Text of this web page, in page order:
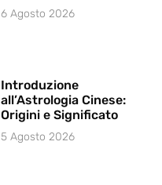
6 Agosto 2026
Introduzione
all’Astrologia Cinese:
Origini e Significato
5 Agosto 2026